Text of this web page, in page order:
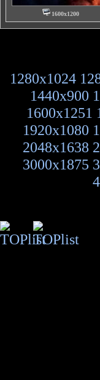
1600x1200
1280x1024
1440x900
1600x1251
1920x1080
2048x1638
3000x1875